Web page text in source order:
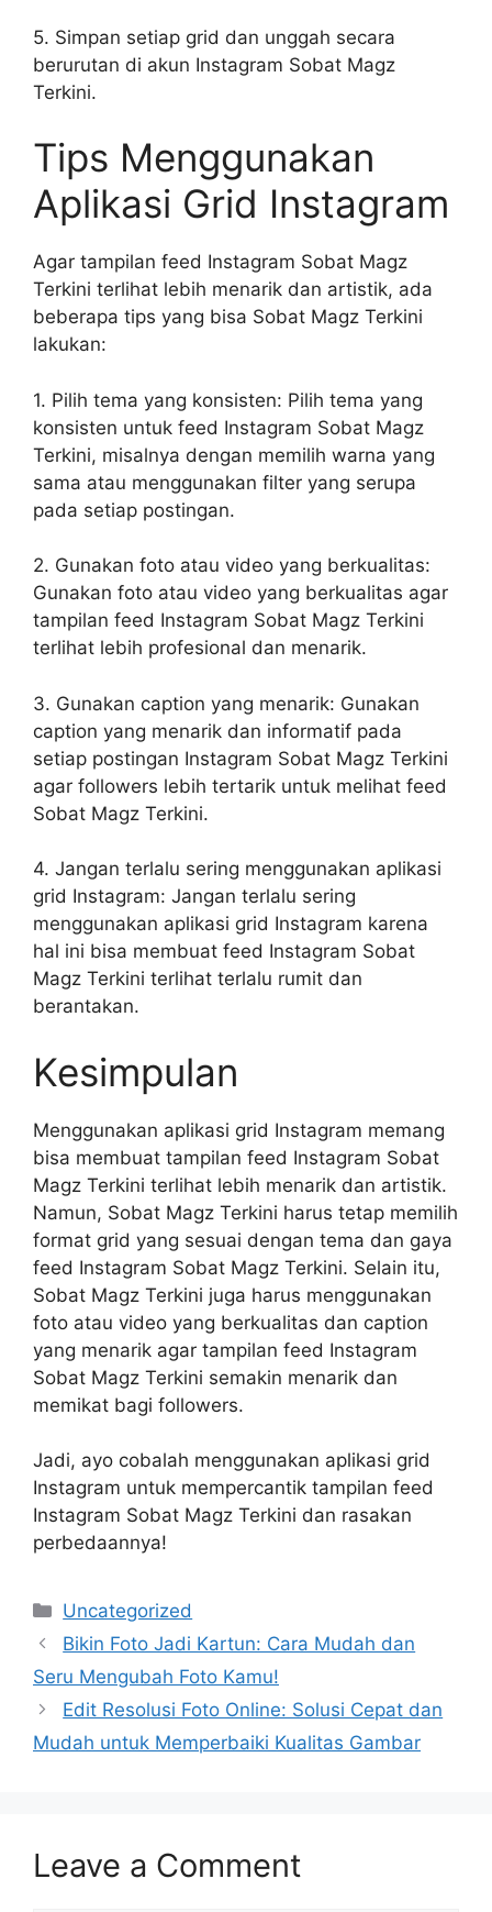
5. Simpan setiap grid dan unggah secara
berurutan di akun Instagram Sobat Magz
Terkini.
Tips Menggunakan
Aplikasi Grid Instagram
Agar tampilan feed Instagram Sobat Magz
Terkini terlihat lebih menarik dan artistik, ada
beberapa tips yang bisa Sobat Magz Terkini
lakukan:
1. Pilih tema yang konsisten: Pilih tema yang
konsisten untuk feed Instagram Sobat Magz
Terkini, misalnya dengan memilih warna yang
sama atau menggunakan filter yang serupa
pada setiap postingan.
2. Gunakan foto atau video yang berkualitas:
Gunakan foto atau video yang berkualitas agar
tampilan feed Instagram Sobat Magz Terkini
terlihat lebih profesional dan menarik.
3. Gunakan caption yang menarik: Gunakan
caption yang menarik dan informatif pada
setiap postingan Instagram Sobat Magz Terkini
agar followers lebih tertarik untuk melihat feed
Sobat Magz Terkini.
4. Jangan terlalu sering menggunakan aplikasi
grid Instagram: Jangan terlalu sering
menggunakan aplikasi grid Instagram karena
hal ini bisa membuat feed Instagram Sobat
Magz Terkini terlihat terlalu rumit dan
berantakan.
Kesimpulan
Menggunakan aplikasi grid Instagram memang
bisa membuat tampilan feed Instagram Sobat
Magz Terkini terlihat lebih menarik dan artistik.
Namun, Sobat Magz Terkini harus tetap memilih
format grid yang sesuai dengan tema dan gaya
feed Instagram Sobat Magz Terkini. Selain itu,
Sobat Magz Terkini juga harus menggunakan
foto atau video yang berkualitas dan caption
yang menarik agar tampilan feed Instagram
Sobat Magz Terkini semakin menarik dan
memikat bagi followers.
Jadi, ayo cobalah menggunakan aplikasi grid
Instagram untuk mempercantik tampilan feed
Instagram Sobat Magz Terkini dan rasakan
perbedaannya!
Categories
Uncategorized
Bikin Foto Jadi Kartun: Cara Mudah dan
Seru Mengubah Foto Kamu!
Edit Resolusi Foto Online: Solusi Cepat dan
Mudah untuk Memperbaiki Kualitas Gambar
Leave a Comment